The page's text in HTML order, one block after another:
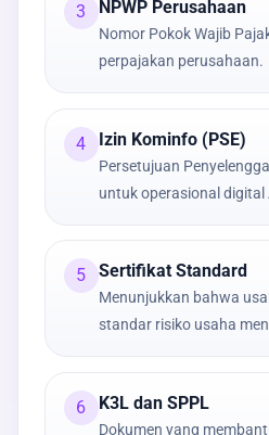
3 NPWP Perusahaan
Nomor Pokok Wajib
perpajakan perusahaan.
4 Izin Kominfo (PSE)
Persetujuan
untuk operasional digital
5 Sertifikat Standard
Menunjukkan bahwa
standar risiko usaha
6 K3L dan SPPL
Dokumen yang